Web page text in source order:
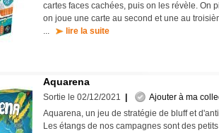
cartes faces cachées, puis on les révèle. On
on joue une carte au second et une au
...
lire la suite
Aquarena
Sortie le 02/12/2021
Ajouter à ma
Aquarena, un jeu de stratégie de bluff et
Les étangs de nos campagnes sont des